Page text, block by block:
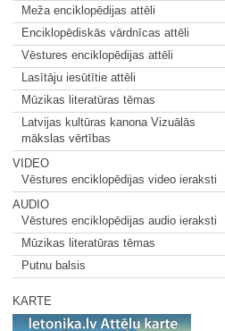
Meža enciklopēdijas attēli
Enciklopēdiskās vārdnīcas attēli
Vēstures enciklopēdijas attēli
Lasītāju iesūtītie attēli
Mūzikas literatūras tēmas
Latvijas kultūras kanona Vizuālās
mākslas vērtības
VIDEO
Vēstures enciklopēdijas video ieraksti
AUDIO
Vēstures enciklopēdijas audio ieraksti
Mūzikas literatūras tēmas
Putnu balsis
KARTE